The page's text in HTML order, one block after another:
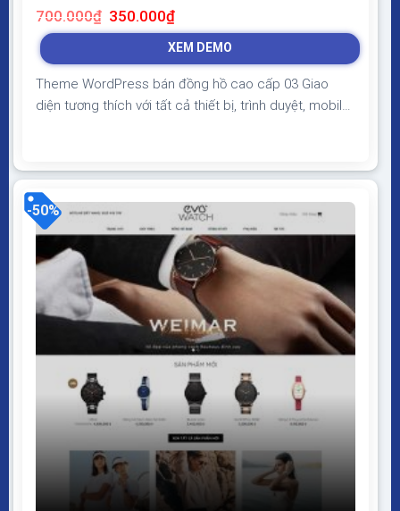
700.000₫ Giá
gốc
là:
350.000₫Giá
tại
là:
XEM DEMO
Theme WordPress bán đồng hồ cao cấp 03 Giao
diện tương thích với tất cả thiết bị, trình duyệt, mobile,
load nhanh nhẹ tối ưu với các công cụ tìm kiếm
Theme sạch hoàn toàn 100%...
-50%